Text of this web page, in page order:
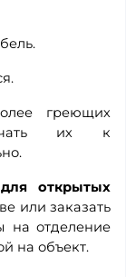
греющих
их к
открытых
или заказать
на отделение
на объект.